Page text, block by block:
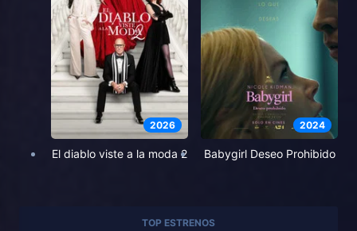
2026
El diablo viste a la moda 2
2024
Babygirl Deseo Prohibido
TOP ESTRENOS